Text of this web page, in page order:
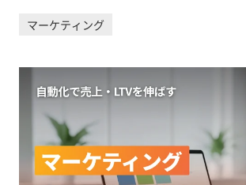
幅に改善できます。フィードの基本構造から
ーの解消法まで実務担当者向けに徹底解説し
マーケティング